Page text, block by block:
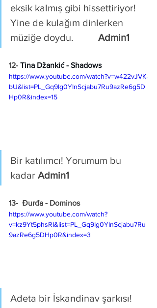
eksik kalmış gibi hissettiriyor!
Yine de kulağım dinlerken
müziğe doydu. Admin1
12- Tina Džankić - Shadows
https://www.youtube.com/watch?v=w422vJVK-
bU&list=PL_Gq9Ig0YInScjabu7Ru9azRe6g5D
Hp0R&index=15
Bir katılımcı! Yorumum bu
kadar Admin1
13- Đurđa - Dominos
https://www.youtube.com/watch?
v=kz9Yt5phsRI&list=PL_Gq9Ig0YInScjabu7Ru
9azRe6g5DHp0R&index=3
Adeta bir İskandinav şarkısı!